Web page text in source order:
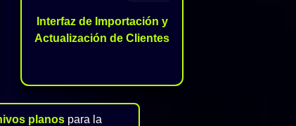
Interfaz de Importación y
Actualización de Clientes
planos para la